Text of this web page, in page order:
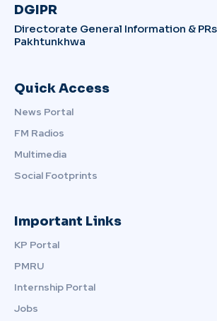
DGIPR
Directorate General Information &
Pakhtunkhwa
Quick Access
News Portal
FM Radios
Multimedia
Social Footprints
Important Links
KP Portal
PMRU
Internship Portal
Jobs